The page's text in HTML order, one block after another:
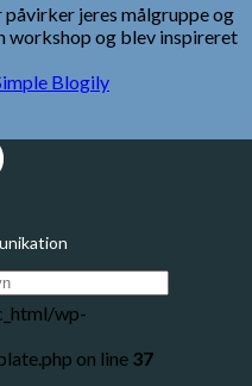
jeres målgruppe og
workshop og blev inspireret
Blogily
wp-
on line 37